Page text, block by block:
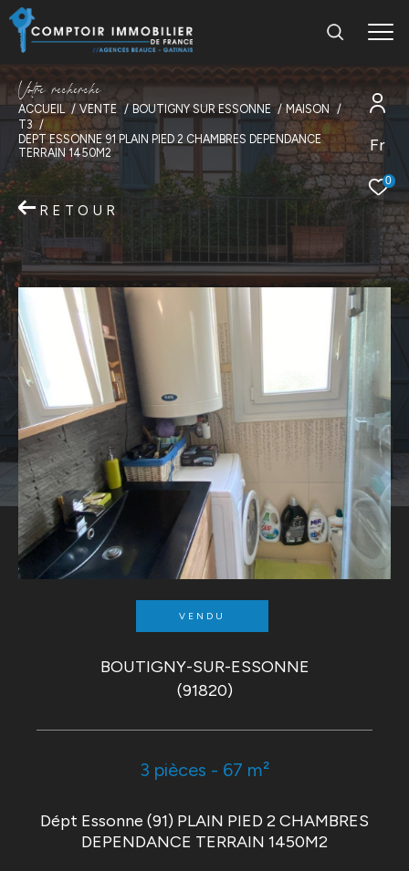
Fr
0
Votre recherche
ACCUEIL VENTE BOUTIGNY SUR ESSONNE
MAISON
T3
DEPT ESSONNE 91 PLAIN PIED 2 CHAMBRES DEPENDANCE
TERRAIN 1450M2
RETOUR
VENDU
BOUTIGNY-SUR-ESSONNE
(91820)
3 pièces - 67 m²
Dépt Essonne (91) PLAIN PIED 2 CHAMBRES
DEPENDANCE TERRAIN 1450M2